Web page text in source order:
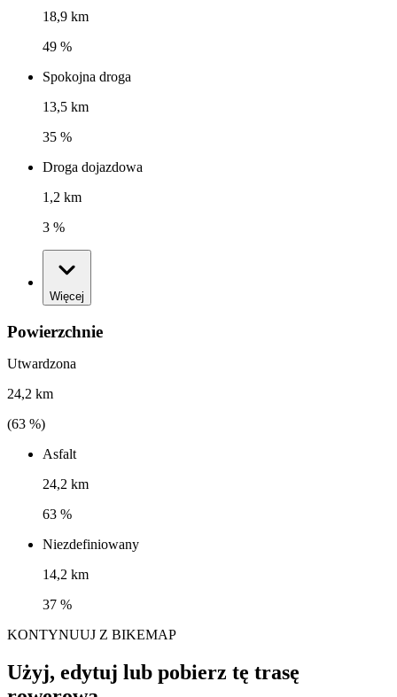
18,9 km
49 %
Spokojna droga
13,5 km
35 %
Droga dojazdowa
1,2 km
3 %
Więcej
Powierzchnie
Utwardzona
24,2 km
(63 %)
Asfalt
24,2 km
63 %
Niezdefiniowany
14,2 km
37 %
KONTYNUUJ Z BIKEMAP
Użyj, edytuj lub pobierz tę trasę